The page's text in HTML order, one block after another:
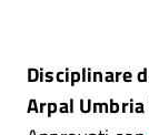
Disciplinare
Arpal